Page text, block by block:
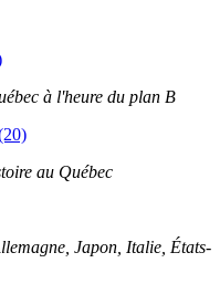
à l'heure du plan B
au Québec
Japon, Italie, États-